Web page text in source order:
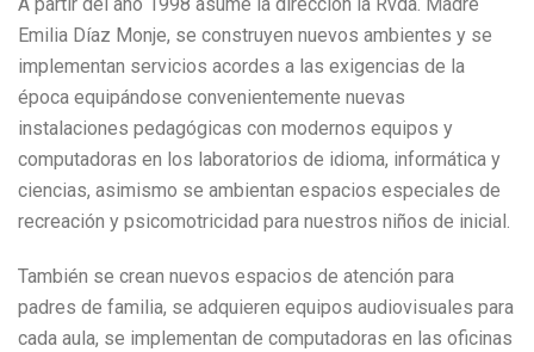
A partir del año 1998 asume la dirección la Rvda. Madre
Emilia Díaz Monje, se construyen nuevos ambientes y se
implementan servicios acordes a las exigencias de la
época equipándose convenientemente nuevas
instalaciones pedagógicas con modernos equipos y
computadoras en los laboratorios de idioma, informática y
ciencias, asimismo se ambientan espacios especiales de
recreación y psicomotricidad para nuestros niños de inicial.
También se crean nuevos espacios de atención para
padres de familia, se adquieren equipos audiovisuales para
cada aula, se implementan de computadoras en las oficinas